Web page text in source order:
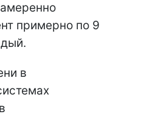
примерно по 9
в